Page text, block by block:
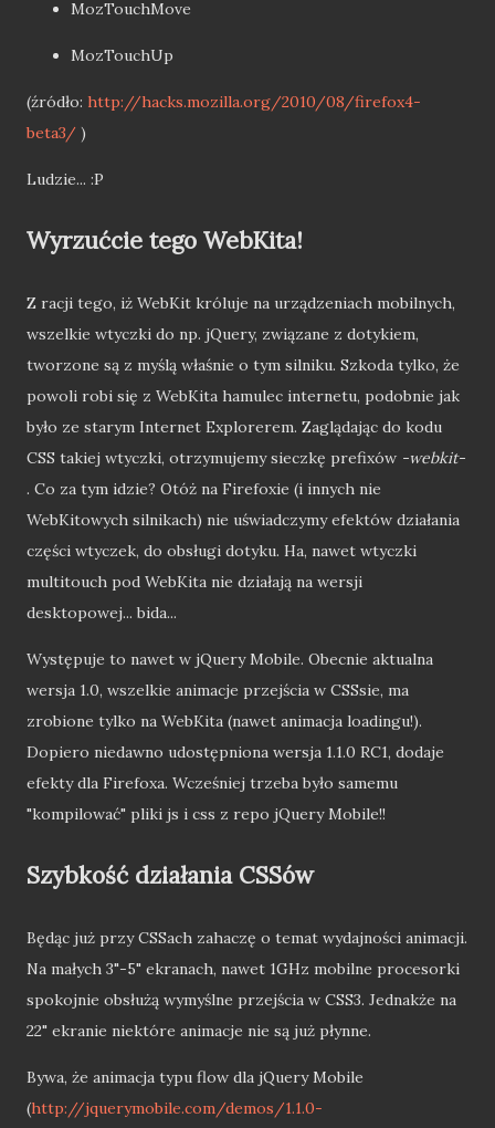
MozTouchMove
MozTouchUp
(źródło: http://hacks.mozilla.org/2010/08/firefox4-
beta3/ )
Ludzie... :P
Wyrzućcie tego WebKita!
Z racji tego, iż WebKit króluje na urządzeniach mobilnych,
wszelkie wtyczki do np. jQuery, związane z dotykiem,
tworzone są z myślą właśnie o tym silniku. Szkoda tylko, że
powoli robi się z WebKita hamulec internetu, podobnie jak
było ze starym Internet Explorerem. Zaglądając do kodu
CSS takiej wtyczki, otrzymujemy sieczkę prefixów -webkit-
. Co za tym idzie? Otóż na Firefoxie (i innych nie
WebKitowych silnikach) nie uświadczymy efektów działania
części wtyczek, do obsługi dotyku. Ha, nawet wtyczki
multitouch pod WebKita nie działają na wersji
desktopowej... bida...
Występuje to nawet w jQuery Mobile. Obecnie aktualna
wersja 1.0, wszelkie animacje przejścia w CSSsie, ma
zrobione tylko na WebKita (nawet animacja loadingu!).
Dopiero niedawno udostępniona wersja 1.1.0 RC1, dodaje
efekty dla Firefoxa. Wcześniej trzeba było samemu
"kompilować" pliki js i css z repo jQuery Mobile!!
Szybkość działania CSSów
Będąc już przy CSSach zahaczę o temat wydajności animacji.
Na małych 3"-5" ekranach, nawet 1GHz mobilne procesorki
spokojnie obsłużą wymyślne przejścia w CSS3. Jednakże na
22" ekranie niektóre animacje nie są już płynne.
Bywa, że animacja typu flow dla jQuery Mobile
(http://jquerymobile.com/demos/1.1.0-